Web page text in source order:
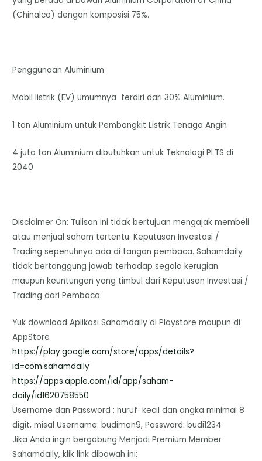
(Chinalco) dengan komposisi 75%.
Penggunaan Aluminium
Mobil listrik (EV) umumnya terdiri dari 30% Aluminium.
1 ton Aluminium untuk Pembangkit Listrik Tenaga Angin
4 juta ton Aluminium dibutuhkan untuk Teknologi PLTS di
2040
Disclaimer On: Tulisan ini tidak bertujuan mengajak membeli
atau menjual saham tertentu. Keputusan Investasi /
Trading sepenuhnya ada di tangan pembaca. Sahamdaily
tidak bertanggung jawab terhadap segala kerugian
maupun keuntungan yang timbul dari Keputusan Investasi /
Trading dari Pembaca.
Yuk download Aplikasi Sahamdaily di Playstore maupun di
AppStore
https://play.google.com/store/apps/details?
id=com.sahamdaily
https://apps.apple.com/id/app/saham-
daily/id1620758550
Username dan Password : huruf kecil dan angka minimal 8
digit, misal Username: budiman9, Password: budi1234
Jika Anda ingin bergabung Menjadi Premium Member
Sahamdaily, klik link dibawah ini: